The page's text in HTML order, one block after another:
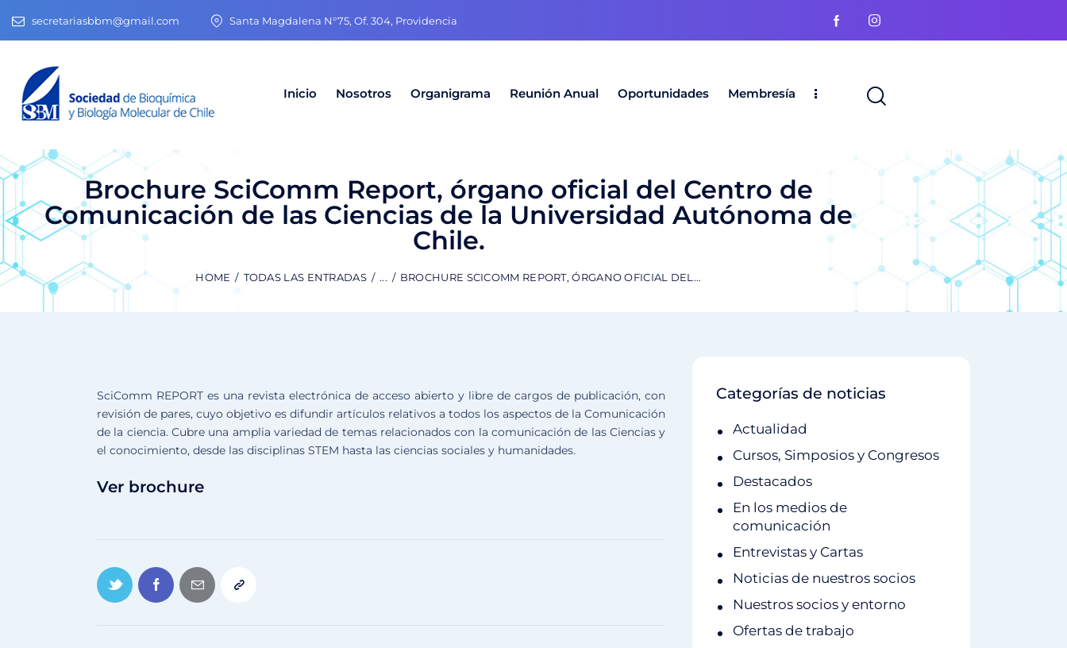
secretariasbbm@gmail.com Santa Magdalena N°75, Of. 304, Providencia
Inicio Nosotros Organigrama Reunión Anual Oportunidades Membresía
Brochure SciComm Report, órgano oficial del Centro de
Comunicación de las Ciencias de la Universidad Autónoma de
Chile.
HOME TODAS LAS ENTRADAS ... BROCHURE SCICOMM REPORT, ÓRGANO OFICIAL DEL...
SciComm REPORT es una revista electrónica de acceso abierto y libre de cargos de publicación, con
revisión de pares, cuyo objetivo es difundir artículos relativos a todos los aspectos de la Comunicación
de la ciencia. Cubre una amplia variedad de temas relacionados con la comunicación de las Ciencias y
el conocimiento, desde las disciplinas STEM hasta las ciencias sociales y humanidades.
Ver brochure
Categorías de noticias
Actualidad
Cursos, Simposios y Congresos
Destacados
En los medios de
comunicación
Entrevistas y Cartas
Noticias de nuestros socios
Nuestros socios y entorno
Ofertas de trabajo